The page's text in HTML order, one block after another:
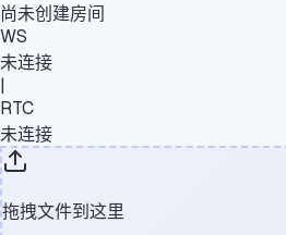
尚未创建房间
WS
未连接
|
RTC
未连接
拖拽文件到这里